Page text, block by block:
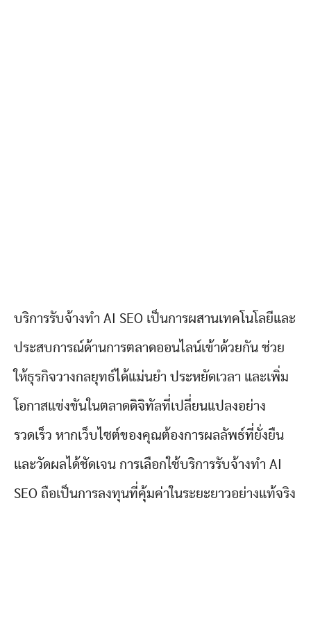
บริการรับจ้างทำ AI SEO เป็นการผสานเทคโนโลยีและ
ประสบการณ์ด้านการตลาดออนไลน์เข้าด้วยกัน ช่วย
ให้ธุรกิจวางกลยุทธ์ได้แม่นยำ ประหยัดเวลา และเพิ่ม
โอกาสแข่งขันในตลาดดิจิทัลที่เปลี่ยนแปลงอย่าง
รวดเร็ว หากเว็บไซต์ของคุณต้องการผลลัพธ์ที่ยั่งยืน
และวัดผลได้ชัดเจน การเลือกใช้บริการรับจ้างทำ AI
SEO ถือเป็นการลงทุนที่คุ้มค่าในระยะยาวอย่างแท้จริง